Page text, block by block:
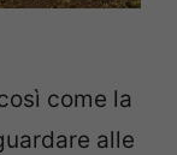
come la
alle